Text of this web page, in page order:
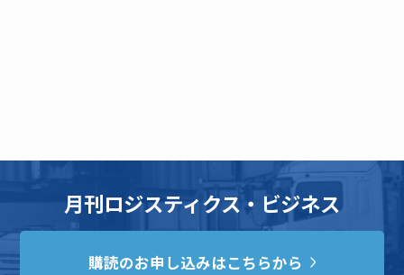
月刊ロジスティクス・ビジネス
購読のお申し込みはこちらから